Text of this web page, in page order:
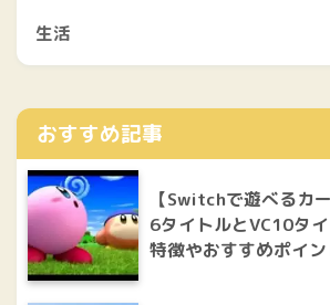
生活
おすすめ記事
【Switchで遊べるカ
6タイトルとVC10タ
特徴やおすすめポイン